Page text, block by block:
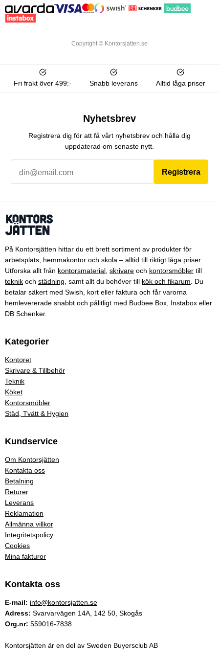
Copyright © Kontorsjatten.se
Fri frakt över 499:- Snabb leverans Alltid låga priser
Nyhetsbrev
Registrera dig för att få vårt nyhetsbrev och hålla dig
uppdaterad om senaste nytt.
Registrera
På Kontorsjätten hittar du ett brett sortiment av produkter för
arbetsplats, hemmakontor och skola – alltid till riktigt låga priser.
Utforska allt från kontorsmaterial skrivare och kontorsmöbler till
teknik och städning , samt allt du behöver till kök och fikarum . Du
betalar säkert med Swish, kort eller faktura och får varorna
hemlevererade snabbt och pålitligt med Budbee Box, Instabox eller
DB Schenker.
Kategorier
Kontoret
Skrivare & Tillbehör
Teknik
Köket
Kontorsmöbler
Städ, Tvätt & Hygien
Kundservice
Om Kontorsjätten
Kontakta oss
Betalning
Returer
Leverans
Reklamation
Allmänna villkor
Integritetspolicy
Cookies
Mina fakturor
Kontakta oss
E-mail: info@kontorsjatten.se
Adress: Svarvarvägen 14A, 142 50, Skogås
Org.nr: 559016-7838
Kontorsjätten är en del av Sweden Buyersclub AB